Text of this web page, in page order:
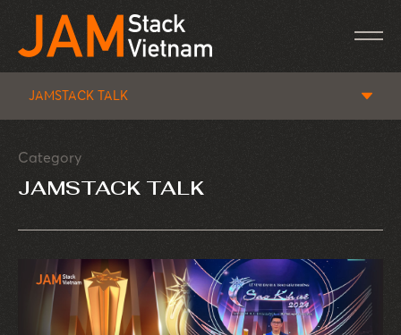
JAMSTACK TALK
Category
JAMSTACK TALK